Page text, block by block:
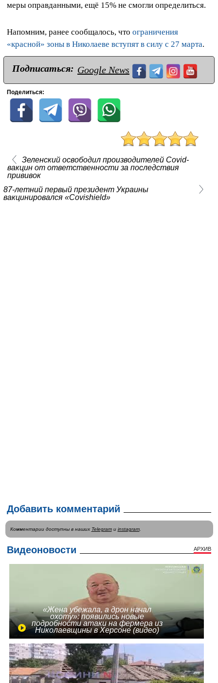
меры оправданными, ещё 15% не смогли определиться.
Напомним, ранее сообщалось, что ограничения
«красной» зоны в Николаеве вступят в силу с 27 марта.
Подписаться: Google News
Поделиться:
Зеленский освободил производителей Covid-
вакцин от ответственности за последствия
прививок
87-летний первый президент Украины
вакцинировался «Сovishield»
Добавить комментарий
Комментарии доступны в наших Telegramи instagram.
Видеоновости АРХИВ
«Жена убежала, а дрон начал
охоту»: появились новые
подробности атаки на фермера из
Николаевщины в Херсоне (видео)